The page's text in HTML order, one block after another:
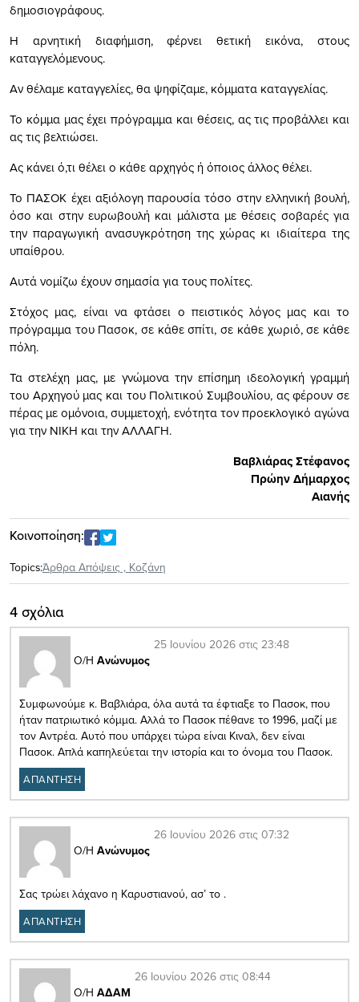
δημοσιογράφους.
Η αρνητική διαφήμιση, φέρνει θετική εικόνα, στους
καταγγελόμενους.
Αν θέλαμε καταγγελίες, θα ψηφίζαμε, κόμματα καταγγελίας.
Το κόμμα μας έχει πρόγραμμα και θέσεις, ας τις προβάλλει και
ας τις βελτιώσει.
Ας κάνει ό,τι θέλει ο κάθε αρχηγός ή όποιος άλλος θέλει.
Το ΠΑΣΟΚ έχει αξιόλογη παρουσία τόσο στην ελληνική βουλή,
όσο και στην ευρωβουλή και μάλιστα με θέσεις σοβαρές για
την παραγωγική ανασυγκρότηση της χώρας κι ιδιαίτερα της
υπαίθρου.
Αυτά νομίζω έχουν σημασία για τους πολίτες.
Στόχος μας, είναι να φτάσει ο πειστικός λόγος μας και το
πρόγραμμα του Πασοκ, σε κάθε σπίτι, σε κάθε χωριό, σε κάθε
πόλη.
Τα στελέχη μας, με γνώμονα την επίσημη ιδεολογική γραμμή
του Αρχηγού μας και του Πολιτικού Συμβουλίου, ας φέρουν σε
πέρας με ομόνοια, συμμετοχή, ενότητα τον προεκλογικό αγώνα
για την ΝΙΚΗ και την ΑΛΛΑΓΗ.
Βαβλιάρας Στέφανος
Πρώην Δήμαρχος
Αιανής
Κοινοποίηση:
Topics:Άρθρα Απόψεις , Κοζάνη
4 σχόλια
Ο/Η Ανώνυμος
25 Ιουνίου 2026 στις 23:48
Συμφωνούμε κ. Βαβλιάρα, όλα αυτά τα έφτιαξε το Πασοκ, που
ήταν πατριωτικό κόμμα. Αλλά το Πασοκ πέθανε το 1996, μαζί με
τον Αντρέα. Αυτό που υπάρχει τώρα είναι Κιναλ, δεν είναι
Πασοκ. Απλά καπηλεύεται την ιστορία και το όνομα του Πασοκ.
ΑΠΑΝΤΗΣΗ
Ο/Η Ανώνυμος
26 Ιουνίου 2026 στις 07:32
Σας τρώει λάχανο η Καρυστιανού, ασ’ το .
ΑΠΑΝΤΗΣΗ
Ο/Η ΑΔΑΜ
26 Ιουνίου 2026 στις 08:44